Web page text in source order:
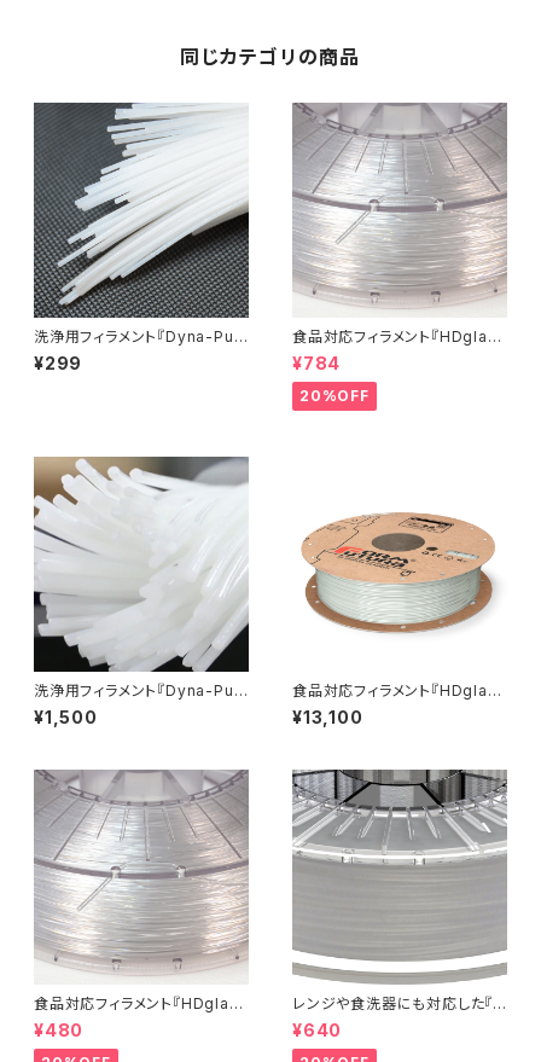
同じカテゴリの商品
洗浄用フィラメント『Dyna-Pur
ge 3D Clean』お試しサンプル
¥299
食品対応フィラメント『HDglas
s』：お試しサンプル 10M
¥784
20%OFF
洗浄用フィラメント『Dyna-Pur
ge 3D Clean』少量パック
¥1,500
食品対応フィラメント『HDglas
s』
¥13,100
食品対応フィラメント『HDglas
s』：お試しサンプル 5M
¥480
レンジや食洗器にも対応した『C
entaur PP』：お試しサンプル 5
M
¥640